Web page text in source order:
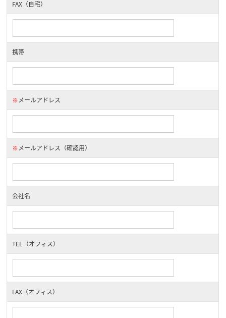
FAX（自宅）
携帯
※メールアドレス
※メールアドレス（確認用）
会社名
TEL（オフィス）
FAX（オフィス）